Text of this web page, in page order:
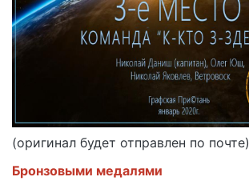
(оригинал будет отправлен по почте)
Бронзовыми медалями